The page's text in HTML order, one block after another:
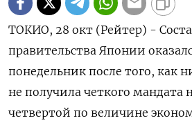
ТОКИО, 28 окт (Рейтер) -
правительства Японии
понедельник после того, как
не получила четкого мандата
четвертой по величине